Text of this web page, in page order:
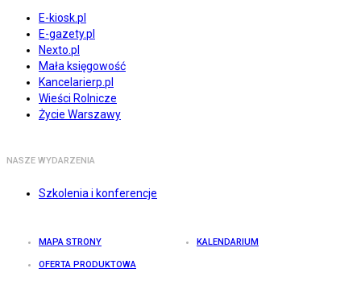
E-kiosk.pl
E-gazety.pl
Nexto.pl
Mała księgowość
Kancelarierp.pl
Wieści Rolnicze
Życie Warszawy
NASZE WYDARZENIA
Szkolenia i konferencje
MAPA STRONY KALENDARIUM
OFERTA PRODUKTOWA